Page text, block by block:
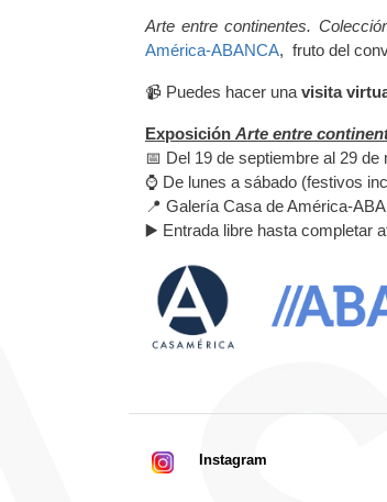
Arte entre continentes.
América-ABANCA, fruto del
📹 Puedes hacer una visita
Exposición Arte entre
📅 Del 19 de septiembre al 29 de
⌚ De lunes a sábado (festivos
📍 Galería Casa de América-
▶️ Entrada libre hasta completar
Instagram